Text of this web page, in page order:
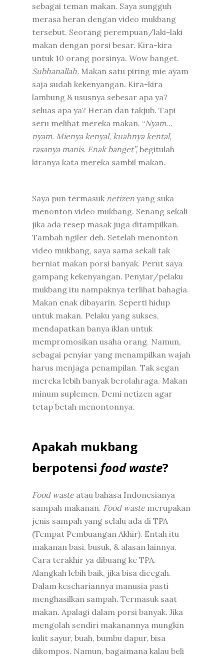
sebagai teman makan. Saya sungguh
merasa heran dengan video mukbang
tersebut. Seorang perempuan/laki-laki
makan dengan porsi besar. Kira-kira
untuk 10 orang porsinya. Wow banget.
Subhanallah. Makan satu piring mie ayam
saja sudah kekenyangan. Kira-kira
lambung & ususnya sebesar apa ya?
seluas apa ya? Heran dan takjub. Tapi
seru melihat mereka makan. “Nyam…
nyam. Mienya kenyal, kuahnya kental,
rasanya manis. Enak banget”, begitulah
kiranya kata mereka sambil makan.
Saya pun termasuk netizen yang suka
menonton video mukbang. Senang sekali
jika ada resep masak juga ditampilkan.
Tambah ngiler deh. Setelah menonton
video mukbang, saya sama sekali tak
berniat makan porsi banyak. Perut saya
gampang kekenyangan. Penyiar/pelaku
mukbang itu nampaknya terlihat bahagia.
Makan enak dibayarin. Seperti hidup
untuk makan. Pelaku yang sukses,
mendapatkan banya iklan untuk
mempromosikan usaha orang. Namun,
sebagai penyiar yang menampilkan wajah
harus menjaga penampilan. Tak segan
mereka lebih banyak berolahraga. Makan
minum suplemen. Demi netizen agar
tetap betah menontonnya.
Apakah mukbang
berpotensi food waste?
Food wasteatau bahasa Indonesianya
sampah makanan. Food wastemerupakan
jenis sampah yang selalu ada di TPA
(Tempat Pembuangan Akhir). Entah itu
makanan basi, busuk, & alasan lainnya.
Cara terakhir ya dibuang ke TPA.
Alangkah lebih baik, jika bisa dicegah.
Dalam kesehariannya manusia pasti
menghasilkan sampah. Termasuk saat
makan. Apalagi dalam porsi banyak. Jika
mengolah sendiri makanannya mungkin
kulit sayur, buah, bumbu dapur, bisa
dikompos. Namun, bagaimana kalau beli